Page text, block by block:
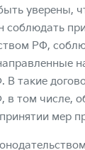
уверены,
соблюдать
РФ,
В такие
в том числе,
мер